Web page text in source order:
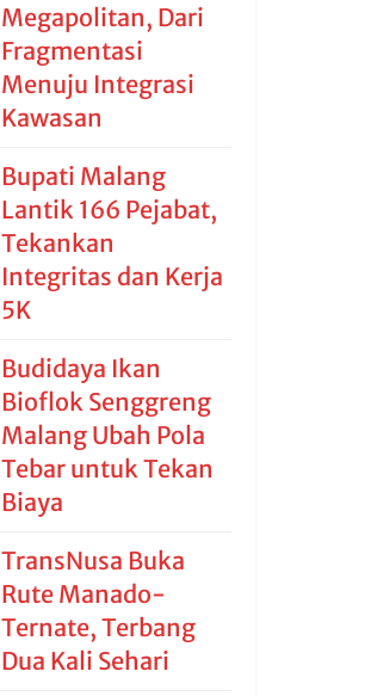
Megapolitan, Dari
Fragmentasi
Menuju Integrasi
Kawasan
Bupati Malang
Lantik 166 Pejabat,
Tekankan
Integritas dan Kerja
5K
Budidaya Ikan
Bioflok Senggreng
Malang Ubah Pola
Tebar untuk Tekan
Biaya
TransNusa Buka
Rute Manado-
Ternate, Terbang
Dua Kali Sehari